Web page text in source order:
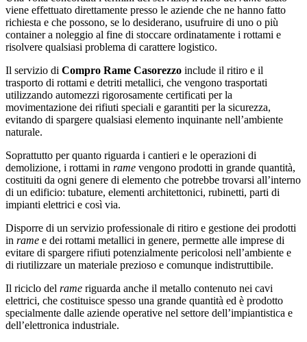
viene effettuato direttamente presso le aziende che ne hanno fatto
richiesta e che possono, se lo desiderano, usufruire di uno o più
container a noleggio al fine di stoccare ordinatamente i rottami e
risolvere qualsiasi problema di carattere logistico.
Il servizio di Compro Rame Casorezzo include il ritiro e il
trasporto di rottami e detriti metallici, che vengono trasportati
utilizzando automezzi rigorosamente certificati per la
movimentazione dei rifiuti speciali e garantiti per la sicurezza,
evitando di spargere qualsiasi elemento inquinante nell’ambiente
naturale.
Soprattutto per quanto riguarda i cantieri e le operazioni di
demolizione, i rottami in rame vengono prodotti in grande quantità,
costituiti da ogni genere di elemento che potrebbe trovarsi all’interno
di un edificio: tubature, elementi architettonici, rubinetti, parti di
impianti elettrici e così via.
Disporre di un servizio professionale di ritiro e gestione dei prodotti
in rame e dei rottami metallici in genere, permette alle imprese di
evitare di spargere rifiuti potenzialmente pericolosi nell’ambiente e
di riutilizzare un materiale prezioso e comunque indistruttibile.
Il riciclo del rame riguarda anche il metallo contenuto nei cavi
elettrici, che costituisce spesso una grande quantità ed è prodotto
specialmente dalle aziende operative nel settore dell’impiantistica e
dell’elettronica industriale.